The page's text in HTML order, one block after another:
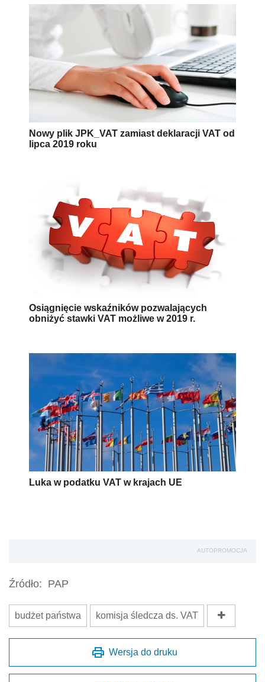
Nowy plik JPK_VAT zamiast deklaracji VAT od
lipca 2019 roku
Osiągnięcie wskaźników pozwalających
obniżyć stawki VAT możliwe w 2019 r.
Luka w podatku VAT w krajach UE
AUTOPROMOCJA
Źródło: PAP
budżet państwa komisja śledcza ds. VAT
Wersja do druku